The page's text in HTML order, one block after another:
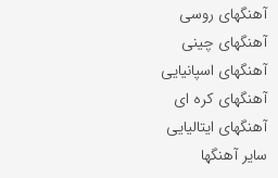
آهنگهای روسی
آهنگهای چینی
آهنگهای اسپانیایی
آهنگهای کره ای
آهنگهای ایتالیایی
سایر آهنگها